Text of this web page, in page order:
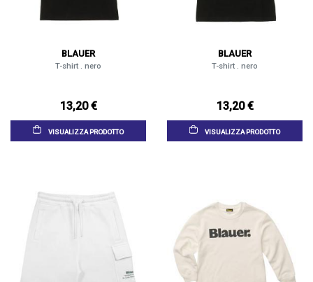
BLAUER
T-shirt . nero
13,20 €
VISUALIZZA PRODOTTO
BLAUER
T-shirt . nero
13,20 €
VISUALIZZA PRODOTTO